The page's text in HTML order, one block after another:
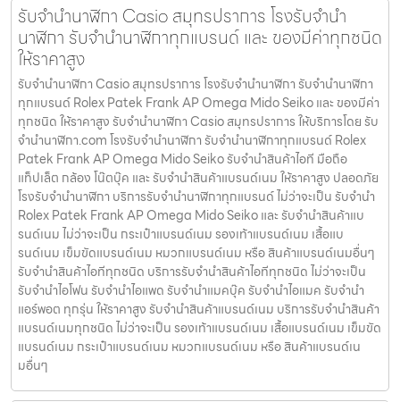
รับจํานํานาฬิกา Casio สมุทรปราการ โรงรับจำนำ
นาฬิกา รับจำนำนาฬิกาทุกแบรนด์ และ ของมีค่าทุกชนิด
ให้ราคาสูง
รับจํานํานาฬิกา Casio สมุทรปราการ โรงรับจำนำนาฬิกา รับจำนำนาฬิกา
ทุกแบรนด์ Rolex Patek Frank AP Omega Mido Seiko และ ของมีค่า
ทุกชนิด ให้ราคาสูง รับจํานํานาฬิกา Casio สมุทรปราการ ให้บริการโดย รับ
จํานํานาฬิกา.com โรงรับจำนำนาฬิกา รับจำนำนาฬิกาทุกแบรนด์ Rolex
Patek Frank AP Omega Mido Seiko รับจำนำสินค้าไอที มือถือ
แท็ปเล็ต กล้อง โน๊ตบุ๊ค และ รับจำนำสินค้าแบรนด์เนม ให้ราคาสูง ปลอดภัย
โรงรับจำนำนาฬิกา บริการรับจำนำนาฬิกาทุกแบรนด์ ไม่ว่าจะเป็น รับจำนำ
Rolex Patek Frank AP Omega Mido Seiko และ รับจำนำสินค้าแบ
รนด์เนม ไม่ว่าจะเป็น กระเป๋าแบรนด์เนม รองเท้าแบรนด์เนม เสื้อแบ
รนด์เนม เข็มขัดแบรนด์เนม หมวกแบรนด์เนม หรือ สินค้าแบรนด์เนมอื่นๆ
รับจำนำสินค้าไอทีทุกชนิด บริการรับจำนำสินค้าไอทีทุกชนิด ไม่ว่าจะเป็น
รับจำนำไอโฟน รับจำนำไอแพด รับจำนำแมคบุ๊ค รับจำนำไอแมค รับจำนำ
แอร์พอต ทุกรุ่น ให้ราคาสูง รับจำนำสินค้าแบรนด์เนม บริการรับจำนำสินค้า
แบรนด์เนมทุกชนิด ไม่ว่าจะเป็น รองเท้าแบรนด์เนม เสื้อแบรนด์เนม เข็มขัด
แบรนด์เนม กระเป๋าแบรนด์เนม หมวกแบรนด์เนม หรือ สินค้าแบรนด์เน
มอื่นๆ